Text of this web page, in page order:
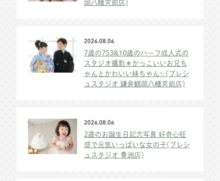
岡八幡宮前店)
2026.08.06
7歳の753&10歳のハーフ成人式の
スタジオ撮影＊かっこいいお兄ち
ゃんとかわいい妹ちゃん✨(プレシ
ュスタジオ 鎌倉鶴岡八幡宮前店)
2026.08.06
2歳のお誕生日記念写真 好奇心旺
盛で元気いっぱいな女の子(プレシ
ュスタジオ 豊洲店)